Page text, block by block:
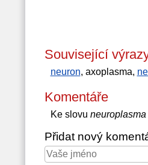
Související
neuron, axoplasma,
Komentáře
Ke slovu neuroplasma
Přidat nový